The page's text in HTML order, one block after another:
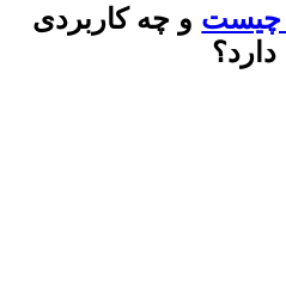
چیست و چه کاربردی
دارد؟